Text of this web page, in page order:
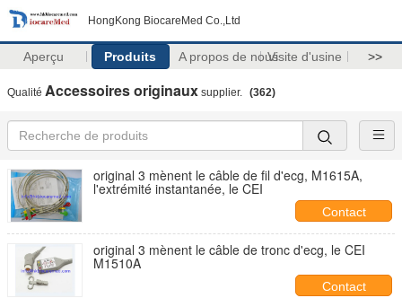
HongKong BiocareMed Co.,Ltd
Aperçu Produits A propos de nousVisite d'usine >>
Qualité Accessoires originaux supplier. (362)
original 3 mènent le câble de fil d'ecg, M1615A,
l'extrémité instantanée, le CEI
Contact
original 3 mènent le câble de tronc d'ecg, le CEI
M1510A
Contact